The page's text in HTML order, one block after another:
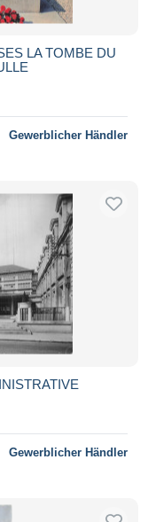
LA TOMBE DU
Gewerblicher Händler
Gewerblicher Händler